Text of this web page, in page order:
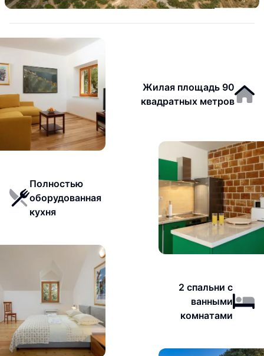
Жилая площадь 90
квадратных метров
Полностью
оборудованная
кухня
2 спальни с
ванными
комнатами